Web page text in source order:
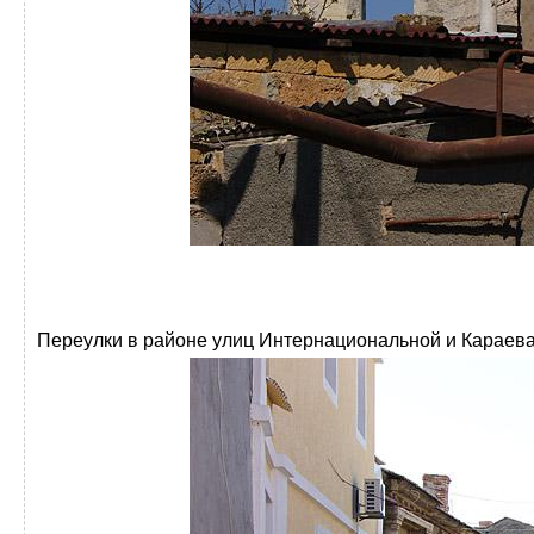
Переулки в районе улиц Интернациональной и